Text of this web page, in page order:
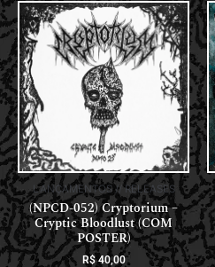
LANÇAMENTOS // RELEASES
(NPCD-052) Cryptorium –
Cryptic Bloodlust (COM
POSTER)
R$40,00